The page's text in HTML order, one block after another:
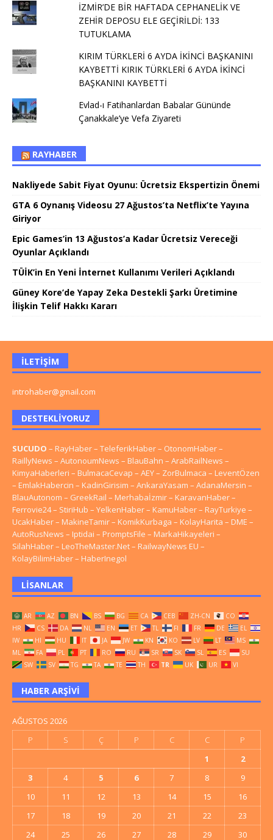
İZMİR’DE BİR HAFTADA CEPHANELİK VE
ZEHİR DEPOSU ELE GEÇİRİLDİ: 133
TUTUKLAMA
KIRIM TÜRKLERİ 6 AYDA İKİNCİ BAŞKANINI
KAYBETTİ KIRIK TÜRKLERİ 6 AYDA İKİNCİ
BAŞKANINI KAYBETTİ
Evlad-ı Fatihanlardan Babalar Gününde
Çanakkale’ye Vefa Ziyareti
RAYHABER
Nakliyede Sabit Fiyat Oyunu: Ücretsiz Ekspertizin Önemi
GTA 6 Oynanış Videosu 27 Ağustos’ta Netflix’te Yayına
Giriyor
Epic Games’in 13 Ağustos’a Kadar Ücretsiz Vereceği
Oyunlar Açıklandı
TÜİK’in En Yeni İnternet Kullanımı Verileri Açıklandı
Güney Kore’de Yapay Zeka Destekli Şarkı Üretimine
İlişkin Telif Hakkı Kararı
İLETIŞIM
introhaber@gmail.com
DESTEKLIYORUZ
SUCUDO – RayHaber– TeleferikHaber– OtonomHaber–
RaillyNews – AutonoumNews – BlauBahn – ArabRailNews –
KimyaHaberleri – BulmacaCevap – AEY– ZorBulmaca – LeventÖzen
– EmlakHabercin – KadinGirisim – AnkaraYasam – AdanaMersin –
BlauAutonom – GreekRail – Merhabaİzmir– KaravanHaber–
Ferrovie24– StiriHub – YelkenHaber– KamuHaber– RayTurkiye –
UcakHaber– MakineTamir– KomikKurbaga – KolayHarita – DME –
AutoRusNews – Iptidai – PromptsFile – MarkaHikayeleri –
SilahHaber– LeoTheMaster.Net– RailwayNews EU –
KolayBilimHaber– HaberInegol
LISANLAR
AR AZ BN BS BG CA CEB ZH-CN
CO
HR
CS DA NL EN ET TL FI FR DE
EL
IW
HI HU IT JA JW KN KO LV LT
MS
ML
FA PL PT RO RU SR SK SL ES
SU
SW
SV TG TA TE TH TR UK UR VI
HABER ARŞIVI
AĞUSTOS 2026
P
S Ç P C C
P
1
2
3
4 5 6 7 8
9
10
11 12 13 14 15
16
17
18 19 20 21 22
23
24
25 26 27 28 29 30